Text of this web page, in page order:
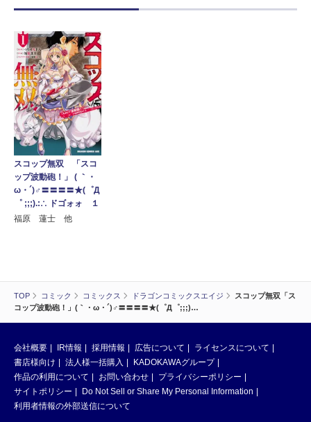
TOP コミック コミックス ドラゴンコミックスエイジ
スコップ無双「ス
コップ波動砲！」(｀・ω・´)♂〓〓〓〓★(゜Д゜;;;)…
スコップ無双 「スコ
ップ波動砲！」 ( ｀・
ω・´)♂〓〓〓〓★(゜Д
゜ ;;;).:∴ ドゴォォ １
福原 蓮士 他
会社概要 IR情報 採用情報 広告について
ライセンスについて
書店様向け
法人様一括購入
KADOKAWAグループ
作品の利用について
お問い合わせ
プライバシーポリシー
サイトポリシー
Do Not Sell or Share My Personal Information
利用者情報の外部送信について